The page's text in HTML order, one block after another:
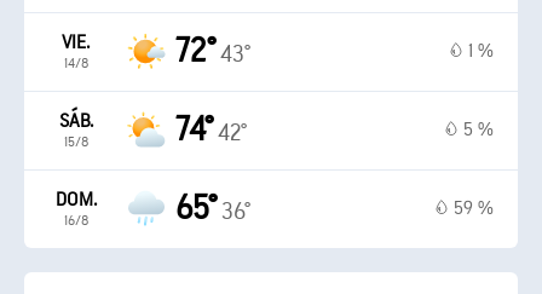
VIE.
14/8 72°43° 1 %
SÁB.
15/8 74°42° 5 %
DOM.
16/8 65° 36° 59 %